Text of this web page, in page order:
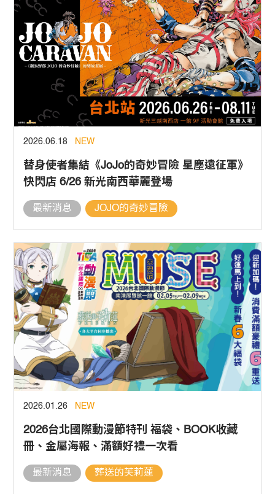
2026.06.18 NEW
替身使者集結《JoJo的奇妙冒險 星塵遠征軍》
快閃店 6/26 新光南西華麗登場
最新消息 JOJO的奇妙冒險
2026.01.26 NEW
2026台北國際動漫節特刊 福袋、BOOK收藏
冊、金屬海報、滿額好禮一次看
最新消息 葬送的芙莉蓮